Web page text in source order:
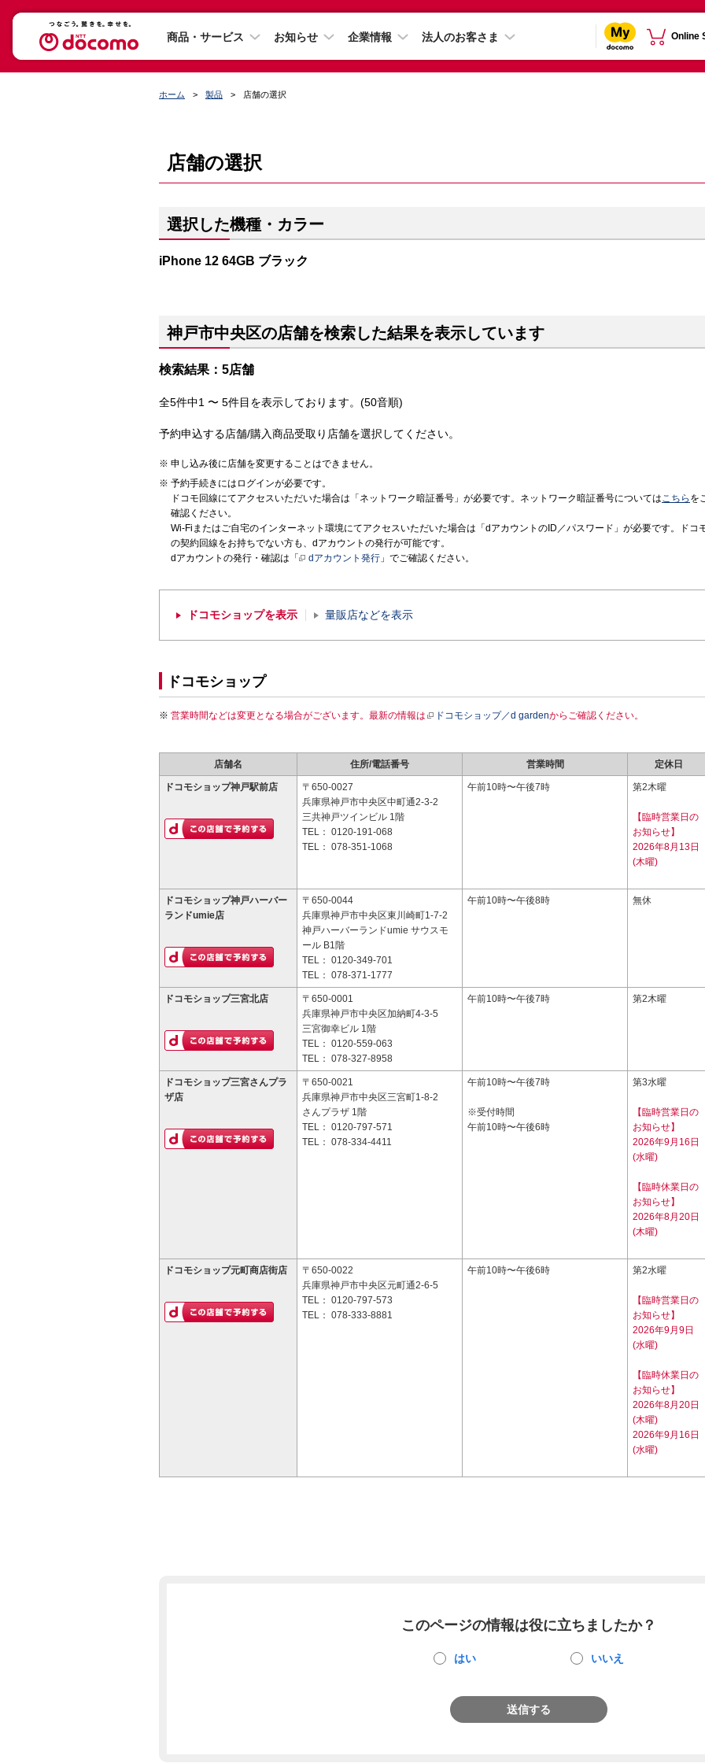
商品・サービス お知らせ 企業情報 法人のお客さま Online
ホーム 製品 店舗の選択
店舗の選択
選択した機種・カラー
iPhone 12 64GB ブラック
神戸市中央区の店舗を検索した結果を表示しています
検索結果：5店舗
全5件中1 〜 5件目を表示しております。(50音順)
予約申込する店舗/購入商品受取り店舗を選択してください。
申し込み後に店舗を変更することはできません。
予約手続きにはログインが必要です。
ドコモ回線にてアクセスいただいた場合は「ネットワーク暗証番号」が必要です。ネットワーク暗証番号についてはこちら を
確認ください。
Wi-Fiまたはご自宅のインターネット環境にてアクセスいただいた場合は「dアカウントのID／パスワード」が必要です。ドコ
の契約回線をお持ちでない方も、dアカウントの発行が可能です。
dアカウントの発行・確認は「
dアカウント発行 」でご確認ください。
ドコモショップを表示 量販店などを表示
ドコモショップ
営業時間などは変更となる場合がございます。最新の情報は ドコモショップ／d gardenからご確認ください。
店舗名 住所/電話番号 営業時間 定休日
ドコモショップ神戸駅前店
〒650-0027
兵庫県神戸市中央区中町通2-3-2
三共神戸ツインビル 1階
TEL： 0120-191-068
TEL： 078-351-1068
午前10時〜午後7時 第2木曜
【臨時営業日の
お知らせ】
2026年8月13日
(木曜)
ドコモショップ神戸ハーバー
ランドumie店
〒650-0044
兵庫県神戸市中央区東川崎町1-7-2
神戸ハーバーランドumie サウスモ
ール B1階
TEL： 0120-349-701
TEL： 078-371-1777
午前10時〜午後8時 無休
ドコモショップ三宮北店
〒650-0001
兵庫県神戸市中央区加納町4-3-5
三宮御幸ビル 1階
TEL： 0120-559-063
TEL： 078-327-8958
午前10時〜午後7時 第2木曜
ドコモショップ三宮さんプラ
ザ店
〒650-0021
兵庫県神戸市中央区三宮町1-8-2
さんプラザ 1階
TEL： 0120-797-571
TEL： 078-334-4411
午前10時〜午後7時
※受付時間
午前10時〜午後6時
第3水曜
【臨時営業日の
お知らせ】
2026年9月16日
(水曜)
【臨時休業日の
お知らせ】
2026年8月20日
(木曜)
ドコモショップ元町商店街店
〒650-0022
兵庫県神戸市中央区元町通2-6-5
TEL： 0120-797-573
TEL： 078-333-8881
午前10時〜午後6時 第2水曜
【臨時営業日の
お知らせ】
2026年9月9日
(水曜)
【臨時休業日の
お知らせ】
2026年8月20日
(木曜)
2026年9月16日
(水曜)
このページの情報は役に立ちましたか？
はい いいえ
送信する